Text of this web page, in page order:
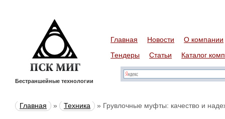
Бестраншейные технологии
Главная Новости
О компании
Тендеры
Статьи Каталог
Главная » Техника » Грувлочные муфты: качество и